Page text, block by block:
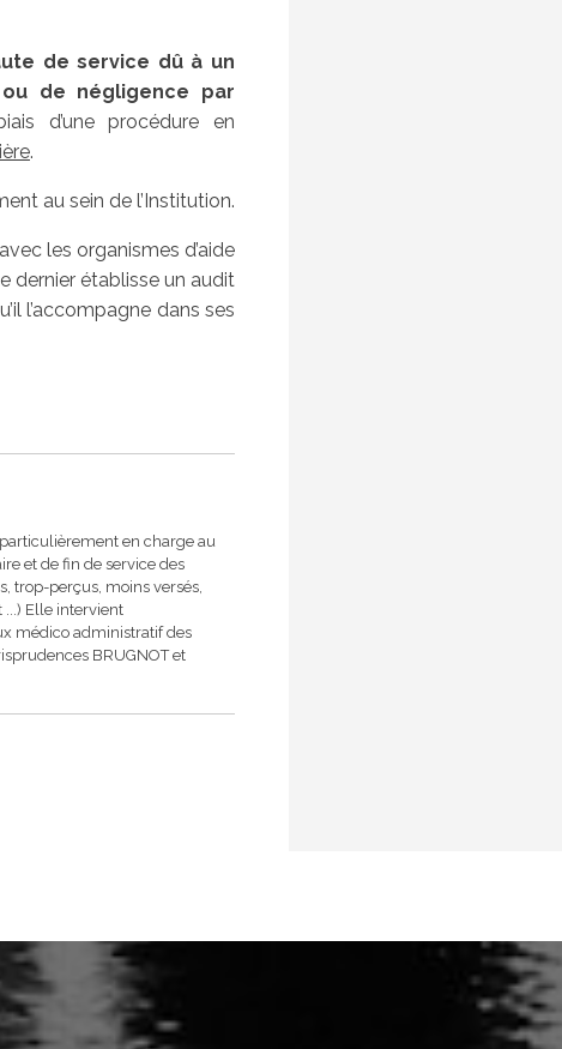
de service dû à un
ou de négligence par
d’une procédure en
.
au sein de l’Institution.
les organismes d’aide
dernier établisse un audit
l’accompagne dans ses
en charge au
et de fin de service des
trop-perçus, moins versés,
...) Elle intervient
médico administratif des
BRUGNOT et